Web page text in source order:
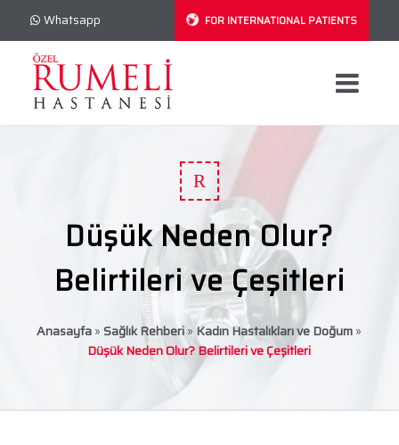
Whatsapp FOR INTERNATIONAL PATIENTS
R
Düşük Neden Olur?
Belirtileri ve Çeşitleri
Anasayfa» Sağlık Rehberi» Kadın Hastalıkları ve Doğum»
Düşük Neden Olur? Belirtileri ve Çeşitleri